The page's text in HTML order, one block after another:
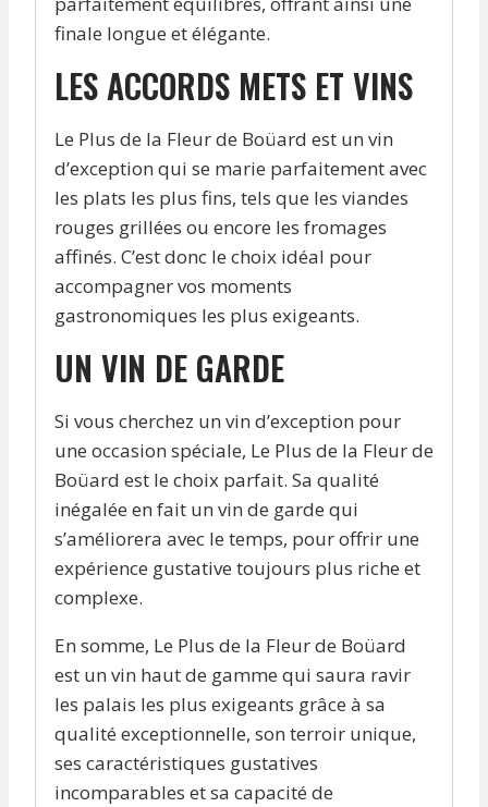
finale longue et élégante.
LES ACCORDS METS ET VINS
Le Plus de la Fleur de Boüard est un vin
d’exception qui se marie parfaitement avec
les plats les plus fins, tels que les viandes
rouges grillées ou encore les fromages
affinés. C’est donc le choix idéal pour
accompagner vos moments
gastronomiques les plus exigeants.
UN VIN DE GARDE
Si vous cherchez un vin d’exception pour
une occasion spéciale, Le Plus de la Fleur de
Boüard est le choix parfait. Sa qualité
inégalée en fait un vin de garde qui
s’améliorera avec le temps, pour offrir une
expérience gustative toujours plus riche et
complexe.
En somme, Le Plus de la Fleur de Boüard
est un vin haut de gamme qui saura ravir
les palais les plus exigeants grâce à sa
qualité exceptionnelle, son terroir unique,
ses caractéristiques gustatives
incomparables et sa capacité de